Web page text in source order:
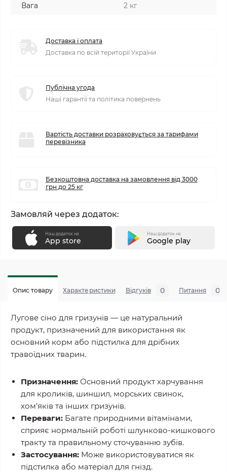
Вага 2 кг
Доставка і оплата
Доставка по всій території України
Публічна угода
Наші гарантії та політика повернень
Вартість доставки розраховується за тарифами
перевізника
Безкоштовна доставка на замовлення від 3000
грн до 25 кг
Замовляй через додаток:
Наш додаток на
App store
Наш додаток на
Google play
Опис товару Характеристики Відгуків 0 Питання 0
Лугове сіно для гризунів — це натуральний
продукт, призначений для використання як
основний корм або підстилка для дрібних
травоїдних тварин.
Призначення: Основний продукт харчування
для кроликів, шиншил, морських свинок,
хом’яків та інших гризунів.
Переваги: Багате природними вітамінами,
сприяє нормальній роботі шлунково-кишкового
тракту та правильному сточуванню зубів.
Застосування: Може використовуватися як
підстилка або матеріал для гнізд.